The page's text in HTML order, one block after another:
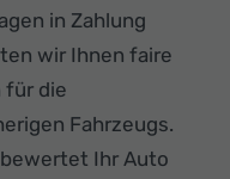
in Zahlung
wir Ihnen faire
für die
Fahrzeugs.
Ihr Auto